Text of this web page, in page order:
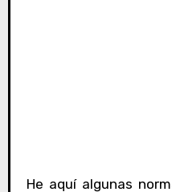
He aquí algunas